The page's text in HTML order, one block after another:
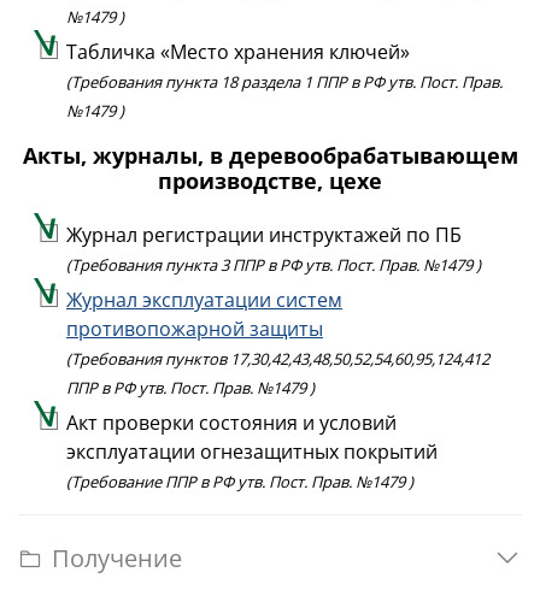
№1479 )
Табличка «Место хранения ключей»
(Требования пункта 18 раздела 1 ППР в РФ утв. Пост. Прав.
№1479 )
Акты, журналы, в деревообрабатывающем
производстве, цехе
Журнал регистрации инструктажей по ПБ
(Требования пункта 3 ППР в РФ утв. Пост. Прав. №1479 )
Журнал эксплуатации систем
противопожарной защиты
(Требования пунктов 17,30,42,43,48,50,52,54,60,95,124,412
ППР в РФ утв. Пост. Прав. №1479 )
Акт проверки состояния и условий
эксплуатации огнезащитных покрытий
(Требование ППР в РФ утв. Пост. Прав. №1479 )
Получение